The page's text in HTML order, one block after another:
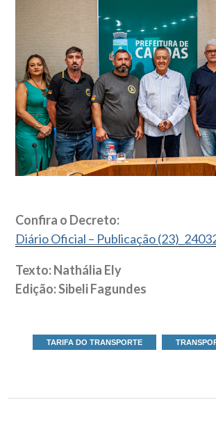
Confira o Decreto:
Diário Oficial – Publicação
Texto: Nathália Ely
Edição: Sibeli Fagundes
TARIFA DO TRANSPORTE